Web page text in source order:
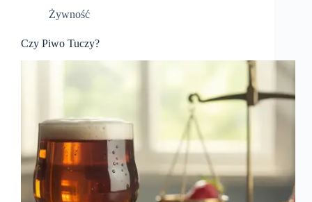
Żywność
Czy Piwo Tuczy?